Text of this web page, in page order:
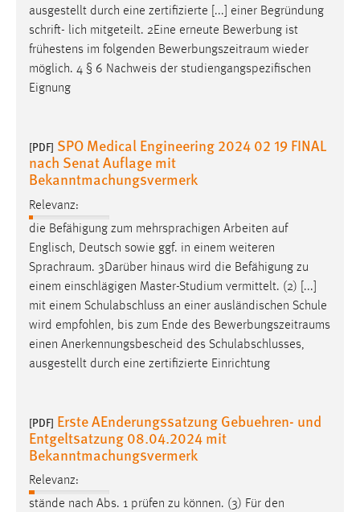
ausgestellt durch eine zertifizierte [...] einer Begründung
schrift- lich mitgeteilt. 2Eine erneute Bewerbung ist
frühestens im folgenden Bewerbungszeitraum wieder
möglich. 4 § 6 Nachweis der studiengangspezifischen
Eignung
[PDF] SPO Medical Engineering 2024 02 19 FINAL
nach Senat Auflage mit
Bekanntmachungsvermerk
Relevanz:
die Befähigung zum mehrsprachigen Arbeiten auf
Englisch, Deutsch sowie ggf. in einem weiteren
Sprachraum. 3Darüber hinaus wird die Befähigung zu
einem einschlägigen Master-Studium vermittelt. (2) [...]
mit einem Schulabschluss an einer ausländischen Schule
wird empfohlen, bis zum Ende des Bewerbungszeitraums
einen Anerkennungsbescheid des Schulabschlusses,
ausgestellt durch eine zertifizierte Einrichtung
[PDF] Erste AEnderungssatzung Gebuehren- und
Entgeltsatzung 08.04.2024 mit
Bekanntmachungsvermerk
Relevanz:
stände nach Abs. 1 prüfen zu können. (3) Für den